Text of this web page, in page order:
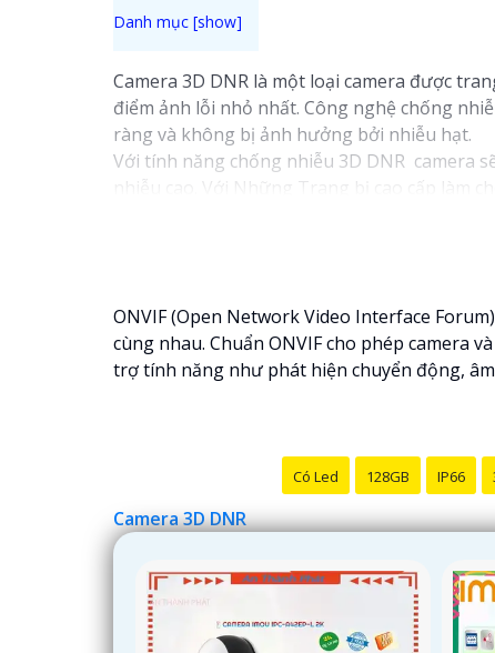
Camera 3D DNR là một loại camera được
điểm ảnh lỗi nhỏ nhất. Công nghệ chống
ràng và không bị ảnh hưởng bởi nhiễu hạt.
Với tính năng chống nhiễu 3D DNR camera
nhiễu cao. Với Những Trang bị cao cấp làm
ONVIF (Open Network Video Interface
cùng nhau. Chuẩn ONVIF cho phép camera
trợ tính năng như phát hiện chuyển động,
Có Led 128GB IP66
Camera 3D DNR